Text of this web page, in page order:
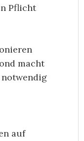
Pflicht
macht
auf